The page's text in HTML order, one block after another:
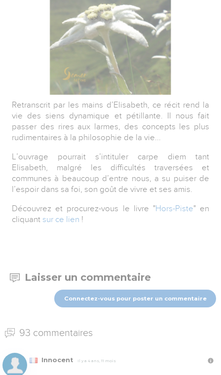
Retranscrit par les mains d’Elisabeth, ce récit rend la
vie des siens dynamique et pétillante. Il nous fait
passer des rires aux larmes, des concepts les plus
rudimentaires à la philosophie de la vie...
L’ouvrage pourrait s’intituler carpe diem tant
Elisabeth, malgré les difficultés traversées et
communes à beaucoup d’entre nous, a su puiser de
l’espoir dans sa foi, son goût de vivre et ses amis.
Découvrez et procurez-vous le livre "Hors-Piste" en
cliquant sur ce lien !
Laisser un commentaire
Connectez-vous pour poster un commentaire
93 commentaires
Innocent Il y a 4 ans, 11 mois